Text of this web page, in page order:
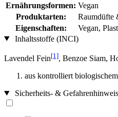
Ernährungsformen: Vegan
Produktarten:
Raumdüfte
Eigenschaften:
Vegan,
Inhaltsstoffe (INCI)
Lavendel Fein[1], Benzoe Siam,
aus kontrolliert
Sicherheits- &